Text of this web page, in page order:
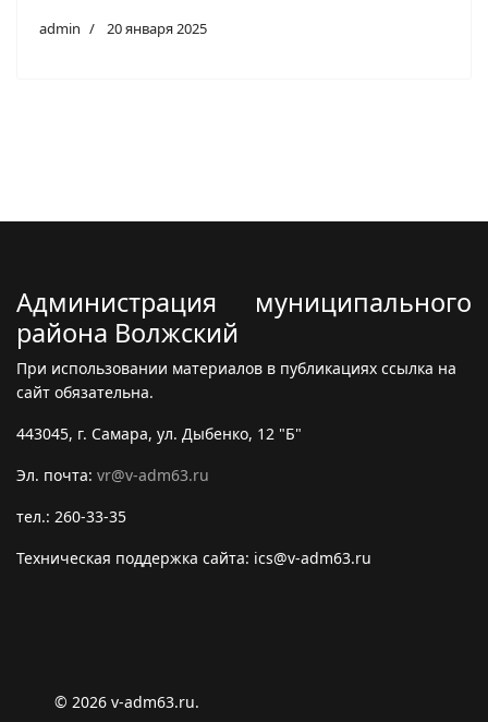
admin 20 января 2025
Администрация муниципального
района Волжский
При использовании материалов в публикациях ссылка на
сайт обязательна.
443045, г. Самара, ул. Дыбенко, 12 "Б"
Эл. почта: vr@v-adm63.ru
тел.: 260-33-35
Техническая поддержка сайта: ics@v-adm63.ru
© 2026 v-adm63.ru.